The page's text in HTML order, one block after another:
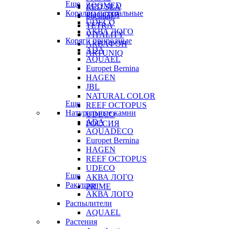
RED SEA
Sochting
TETRA
VITALITY
АКВАФОН
ARTUNIQ
ZOOMED
РОССИЯ
Еще
Кораллы натуральные
UDECO
АКВА ЛОГО
Коряги природные
ADA
AQUAEL
Europet Bernina
HAGEN
JBL
NATURAL COLOR
REEF OCTOPUS
UDECO
РОССИЯ
Еще
Натуральные камни
ADA
AQUADECO
Europet Bernina
HAGEN
REEF OCTOPUS
UDECO
АКВА ЛОГО
PRIME
Еще
Ракушки
АКВА ЛОГО
Распылители
AQUAEL
Растения